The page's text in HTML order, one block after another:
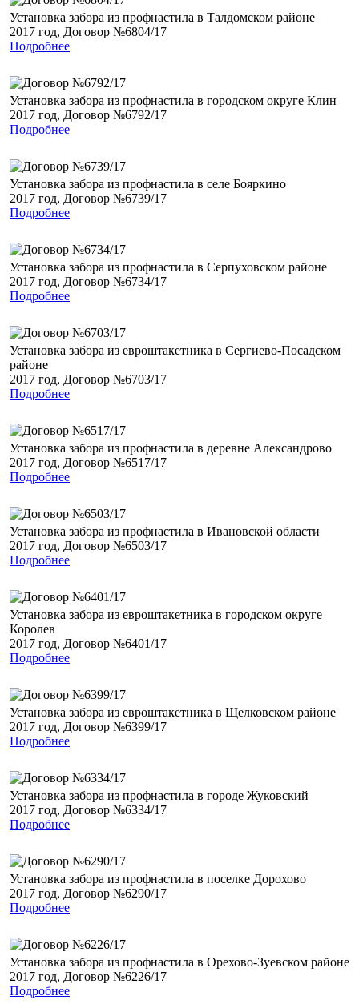
Установка забора из профнастила в Талдомском районе
2017 год, Договор №6804/17
Подробнее
Установка забора из профнастила в городском округе Клин
2017 год, Договор №6792/17
Подробнее
Установка забора из профнастила в селе Бояркино
2017 год, Договор №6739/17
Подробнее
Установка забора из профнастила в Серпуховском районе
2017 год, Договор №6734/17
Подробнее
Установка забора из евроштакетника в Сергиево-Посадском
районе
2017 год, Договор №6703/17
Подробнее
Установка забора из профнастила в деревне Александрово
2017 год, Договор №6517/17
Подробнее
Установка забора из профнастила в Ивановской области
2017 год, Договор №6503/17
Подробнее
Установка забора из евроштакетника в городском округе
Королев
2017 год, Договор №6401/17
Подробнее
Установка забора из евроштакетника в Щелковском районе
2017 год, Договор №6399/17
Подробнее
Установка забора из профнастила в городе Жуковский
2017 год, Договор №6334/17
Подробнее
Установка забора из профнастила в поселке Дорохово
2017 год, Договор №6290/17
Подробнее
Установка забора из профнастила в Орехово-Зуевском районе
2017 год, Договор №6226/17
Подробнее